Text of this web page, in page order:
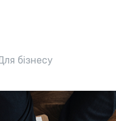
бізнесу